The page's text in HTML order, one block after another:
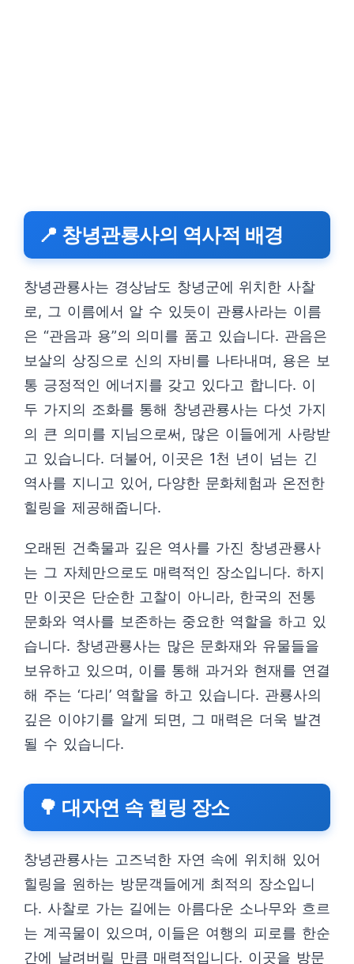
📍 창녕관룡사의 역사적 배경
창녕관룡사는 경상남도 창녕군에 위치한 사찰
로, 그 이름에서 알 수 있듯이 관룡사라는 이름
은 “관음과 용”의 의미를 품고 있습니다. 관음은
보살의 상징으로 신의 자비를 나타내며, 용은 보
통 긍정적인 에너지를 갖고 있다고 합니다. 이
두 가지의 조화를 통해 창녕관룡사는 다섯 가지
의 큰 의미를 지님으로써, 많은 이들에게 사랑받
고 있습니다. 더불어, 이곳은 1천 년이 넘는 긴
역사를 지니고 있어, 다양한 문화체험과 온전한
힐링을 제공해줍니다.
오래된 건축물과 깊은 역사를 가진 창녕관룡사
는 그 자체만으로도 매력적인 장소입니다. 하지
만 이곳은 단순한 고찰이 아니라, 한국의 전통
문화와 역사를 보존하는 중요한 역할을 하고 있
습니다. 창녕관룡사는 많은 문화재와 유물들을
보유하고 있으며, 이를 통해 과거와 현재를 연결
해 주는 ‘다리’ 역할을 하고 있습니다. 관룡사의
깊은 이야기를 알게 되면, 그 매력은 더욱 발견
될 수 있습니다.
🌳 대자연 속 힐링 장소
창녕관룡사는 고즈넉한 자연 속에 위치해 있어
힐링을 원하는 방문객들에게 최적의 장소입니
다. 사찰로 가는 길에는 아름다운 소나무와 흐르
는 계곡물이 있으며, 이들은 여행의 피로를 한순
간에 날려버릴 만큼 매력적입니다. 이곳을 방문